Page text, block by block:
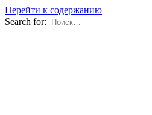
Перейти к содержанию
Search for: